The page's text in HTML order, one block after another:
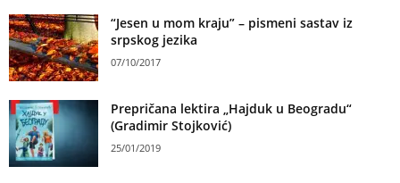
“Jesen u mom kraju” – pismeni sastav iz
srpskog jezika
07/10/2017
Prepričana lektira „Hajduk u Beogradu“
(Gradimir Stojković)
25/01/2019